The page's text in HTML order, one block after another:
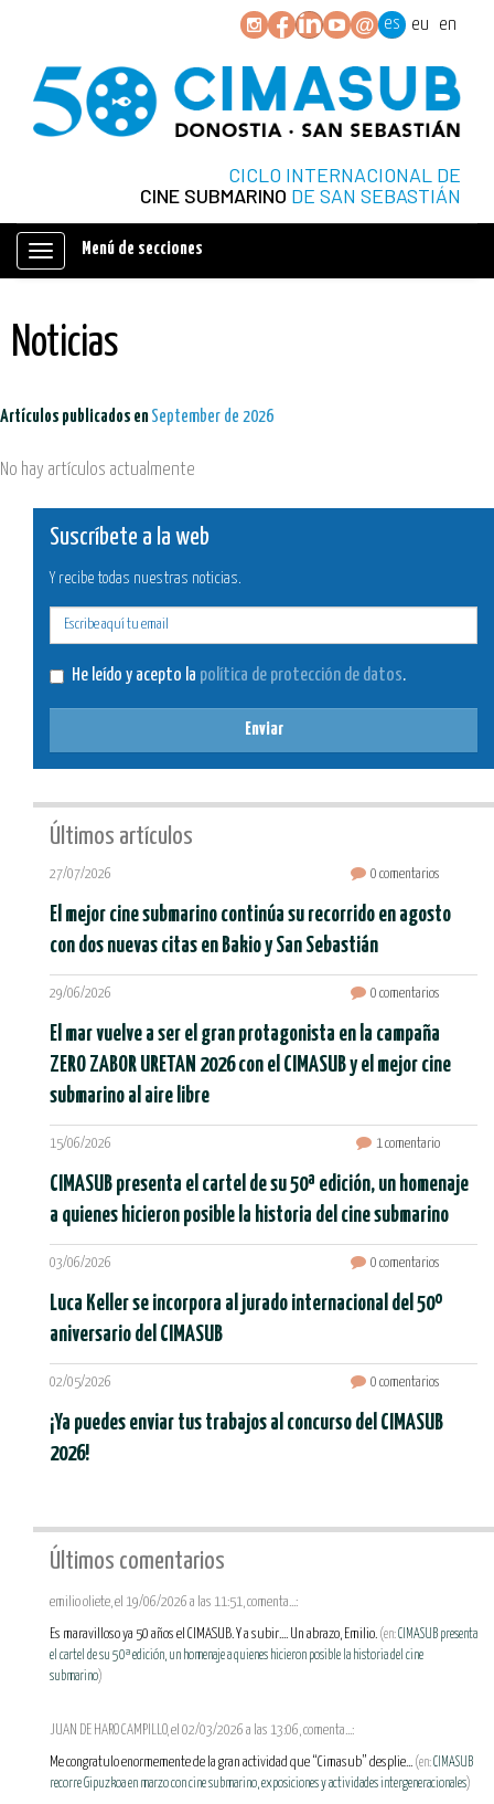
es eu en
CICLO INTERNACIONAL DE
CINE SUBMARINO DE SAN SEBASTIÁN
Mostrar/ocultar
Menú de secciones
Noticias
Artículos publicados en September de 2026
No hay artículos actualmente
Suscríbete a la web
Y recibe todas nuestras noticias.
He leído y acepto la política de protección de datos.
Enviar
Últimos artículos
27/07/2026 0 comentarios
El mejor cine submarino continúa su recorrido en agosto
con dos nuevas citas en Bakio y San Sebastián
29/06/2026 0 comentarios
El mar vuelve a ser el gran protagonista en la campaña
ZERO ZABOR URETAN 2026 con el CIMASUB y el mejor cine
submarino al aire libre
15/06/2026 1 comentario
CIMASUB presenta el cartel de su 50ª edición, un homenaje
a quienes hicieron posible la historia del cine submarino
03/06/2026 0 comentarios
Luca Keller se incorpora al jurado internacional del 50º
aniversario del CIMASUB
02/05/2026 0 comentarios
¡Ya puedes enviar tus trabajos al concurso del CIMASUB
2026!
Últimos comentarios
emilio oliete, el 19/06/2026 a las 11:51, comenta...:
Es maravilloso ya 50 años el CIMASUB. Y a subir.... Un abrazo, Emilio. (en:CIMASUB presenta
el cartel de su 50ª edición, un homenaje a quienes hicieron posible la historia del cine
submarino)
JUAN DE HARO CAMPILLO, el 02/03/2026 a las 13:06, comenta...:
Me congratulo enormemente de la gran actividad que “Cimasub” desplie... (en:CIMASUB
recorre Gipuzkoa en marzo con cine submarino, exposiciones y actividades intergeneracionales)